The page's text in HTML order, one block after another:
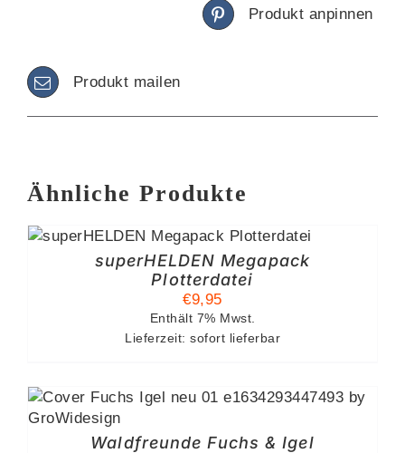
Produkt anpinnen
Produkt mailen
Ähnliche Produkte
superHELDEN Megapack
Plotterdatei
€9,95
Enthält 7% Mwst.
Lieferzeit: sofort lieferbar
Waldfreunde Fuchs & Igel